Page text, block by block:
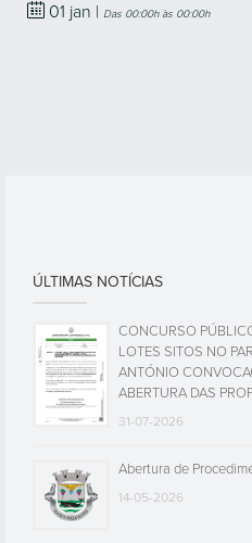
01 jan | Das 00:00h às 00:00h
ÚLTIMAS NOTÍCIAS
CONCURSO
LOTES SITOS NO
ANTÓNIO
ABERTURA DAS
31-07-2026
Abertura de
14-05-2026